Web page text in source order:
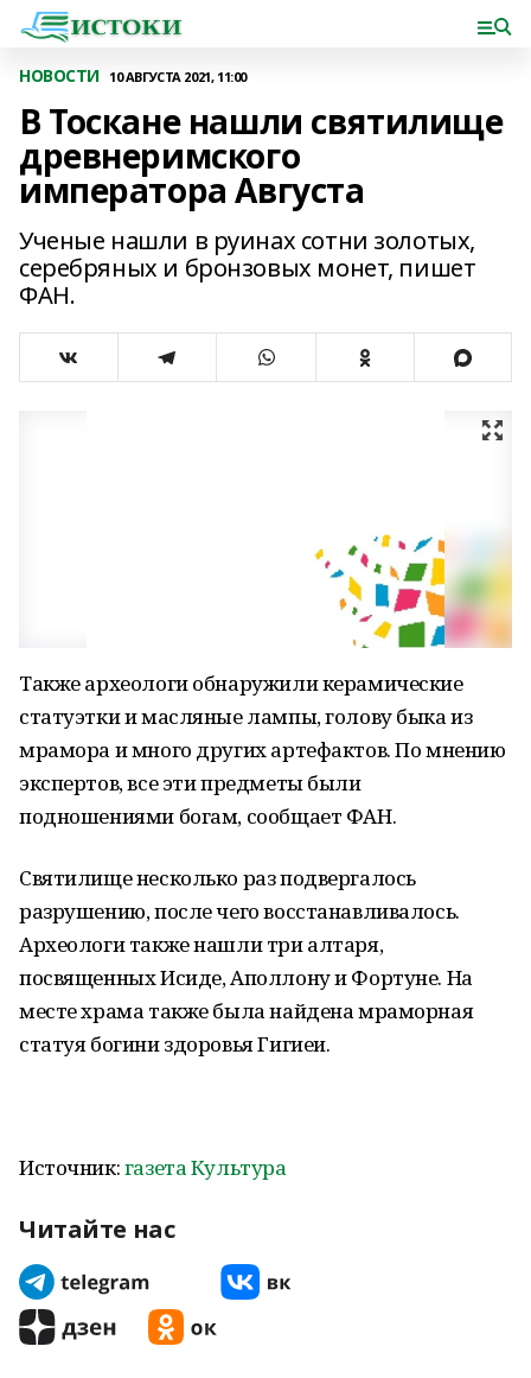
НОВОСТИ 10 АВГУСТА 2021, 11:00
В Тоскане нашли святилище
древнеримского
императора Августа
Ученые нашли в руинах сотни золотых,
серебряных и бронзовых монет, пишет
ФАН.
Также археологи обнаружили керамические
статуэтки и масляные лампы, голову быка из
мрамора и много других артефактов. По мнению
экспертов, все эти предметы были
подношениями богам, сообщает ФАН.
Святилище несколько раз подвергалось
разрушению, после чего восстанавливалось.
Археологи также нашли три алтаря,
посвященных Исиде, Аполлону и Фортуне. На
месте храма также была найдена мраморная
статуя богини здоровья Гигиеи.
Источник:газета Культура
Читайте нас